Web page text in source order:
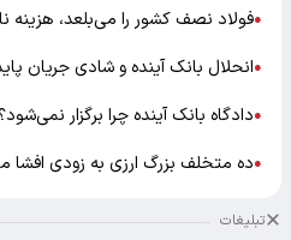
●فولاد نصف کشور را می‌بلعد، هزینه
●انحلال بانک آینده و شادی جریان
●دادگاه بانک آینده چرا برگزار
●ده متخلف بزرگ ارزی به زودی افشا
تبلیغات